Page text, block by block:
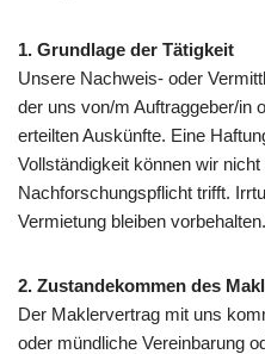
1. Grundlage der Tätigkeit
Unsere Nachweis- oder
der uns von/m Auftraggeber/in
erteilten Auskünfte. Eine
Vollständigkeit können wir
Nachforschungspflicht trifft.
Vermietung bleiben vorbehalten.
2. Zustandekommen des
Der Maklervertrag mit uns
oder mündliche Vereinbarung